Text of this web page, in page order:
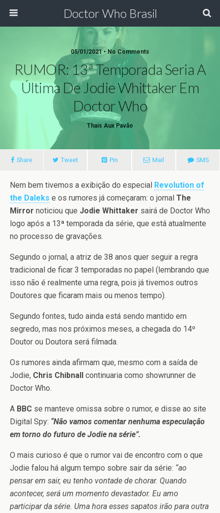
Doctor Who Brasil
05/01/2021 • No Comments
RUMOR: 13ª Temporada Seria A
Última De Jodie Whittaker Em
Doctor Who
Thais Aux Pavão
Share Tweet Pin Mail SMS
Nem bem tivemos a exibição do especial Revolution of
the Daleks e os rumores já começaram: o jornal The
Mirror noticiou que Jodie Whittaker sairá de Doctor Who
logo após a 13ª temporada da série, que está atualmente
no processo de gravações.
Segundo o jornal, a atriz de 38 anos quer seguir a regra
tradicional de ficar 3 temporadas no papel (lembrando que
isso não é realmente uma regra, pois já tivemos outros
Doutores que ficaram mais ou menos tempo).
Segundo fontes, tudo ainda está sendo mantido em
segredo, mas nos próximos meses, a chegada do 14º
Doutor ou Doutora será filmada.
Os rumores ainda afirmam que, mesmo com a saída de
Jodie, Chris Chibnall continuaria como showrunner de
Doctor Who.
A BBC se manteve omissa sobre o rumor, e disse ao site
Digital Spy: “Não vamos comentar nenhuma especulação
em torno do futuro de Jodie na série”.
O mais curioso é que o rumor vai de encontro com o que
Jodie falou há algum tempo sobre sair da série: “ao
pensar em sair, eu tenho vontade de chorar. Quando
acontecer, será um momento devastador. Eu amo
participar da série. Uma hora esses sapatos irão para outra